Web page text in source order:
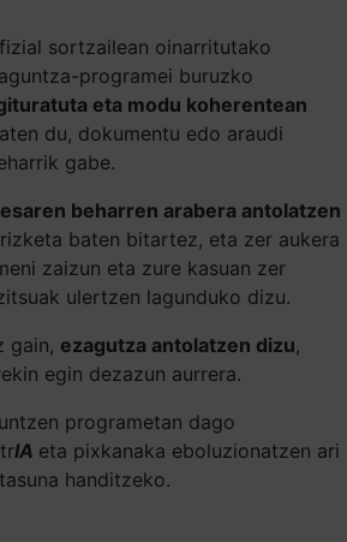
sortzailean oinarritutako
programei buruzko
eta modu koherentean
du, dokumentu edo araudi
gabe.
beharren arabera antolatzen
baten bitartez, eta zer aukera
zaizun eta zure kasuan zer
ulertzen lagunduko dizu.
gain, ezagutza antolatzen dizu,
egin dezazun aurrera.
programetan dago
IA eta pixkanaka eboluzionatzen ari
handitzeko.